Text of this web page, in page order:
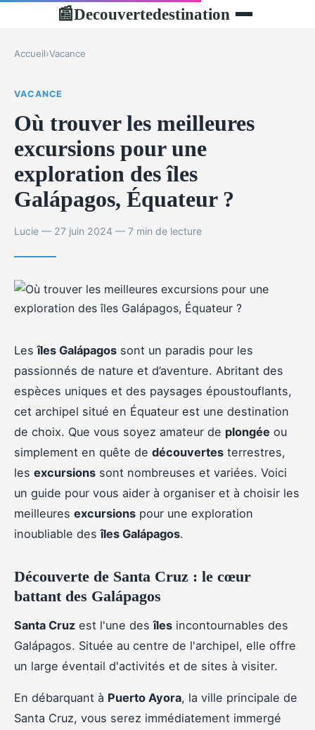
📰Decouvertedestination
Accueil›Vacance
VACANCE
Où trouver les meilleures
excursions pour une
exploration des îles
Galápagos, Équateur ?
Lucie — 27 juin 2024 — 7 min de lecture
Lesîles Galápagos sont un paradis pour les
passionnés de nature et d’aventure. Abritant des
espèces uniques et des paysages époustouflants,
cet archipel situé en Équateur est une destination
de choix. Que vous soyez amateur de plongée ou
simplement en quête de découvertes terrestres,
les excursions sont nombreuses et variées. Voici
un guide pour vous aider à organiser et à choisir les
meilleures excursions pour une exploration
inoubliable desîles Galápagos.
Découverte de Santa Cruz : le cœur
battant des Galápagos
Santa Cruz est l'une desîles incontournables des
Galápagos. Située au centre de l'archipel, elle offre
un large éventail d'activités et de sites à visiter.
En débarquant à Puerto Ayora, la ville principale de
Santa Cruz, vous serez immédiatement immergé